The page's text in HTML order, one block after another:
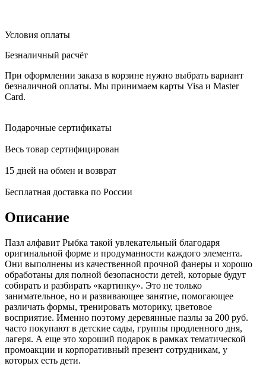
Условия оплаты
Безналичный расчёт
При оформлении заказа в корзине нужно выбрать вариант
безналичной оплаты. Мы принимаем карты Visa и Master
Card.
Подарочные сертификаты
Весь товар сертифицирован
15 дней на обмен и возврат
Бесплатная доставка по России
Описание
Пазл алфавит Рыбка такой увлекательный благодаря
оригинальной форме и продуманности каждого элемента.
Они выполнены из качественной прочной фанеры и хорошо
обработаны для полной безопасности детей, которые будут
собирать и разбирать «картинку». Это не только
занимательное, но и развивающее занятие, помогающее
различать формы, тренировать моторику, цветовое
восприятие. Именно поэтому деревянные пазлы за 200 руб.
часто покупают в детские сады, группы продленного дня,
лагеря. А еще это хороший подарок в рамках тематической
промоакции и корпоративный презент сотрудникам, у
которых есть дети.